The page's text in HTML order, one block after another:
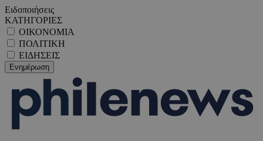
Ειδοποιήσεις
ΚΑΤΗΓΟΡΙΕΣ
ΟΙΚΟΝΟΜΙΑ
ΠΟΛΙΤΙΚΗ
ΕΙΔΗΣΕΙΣ